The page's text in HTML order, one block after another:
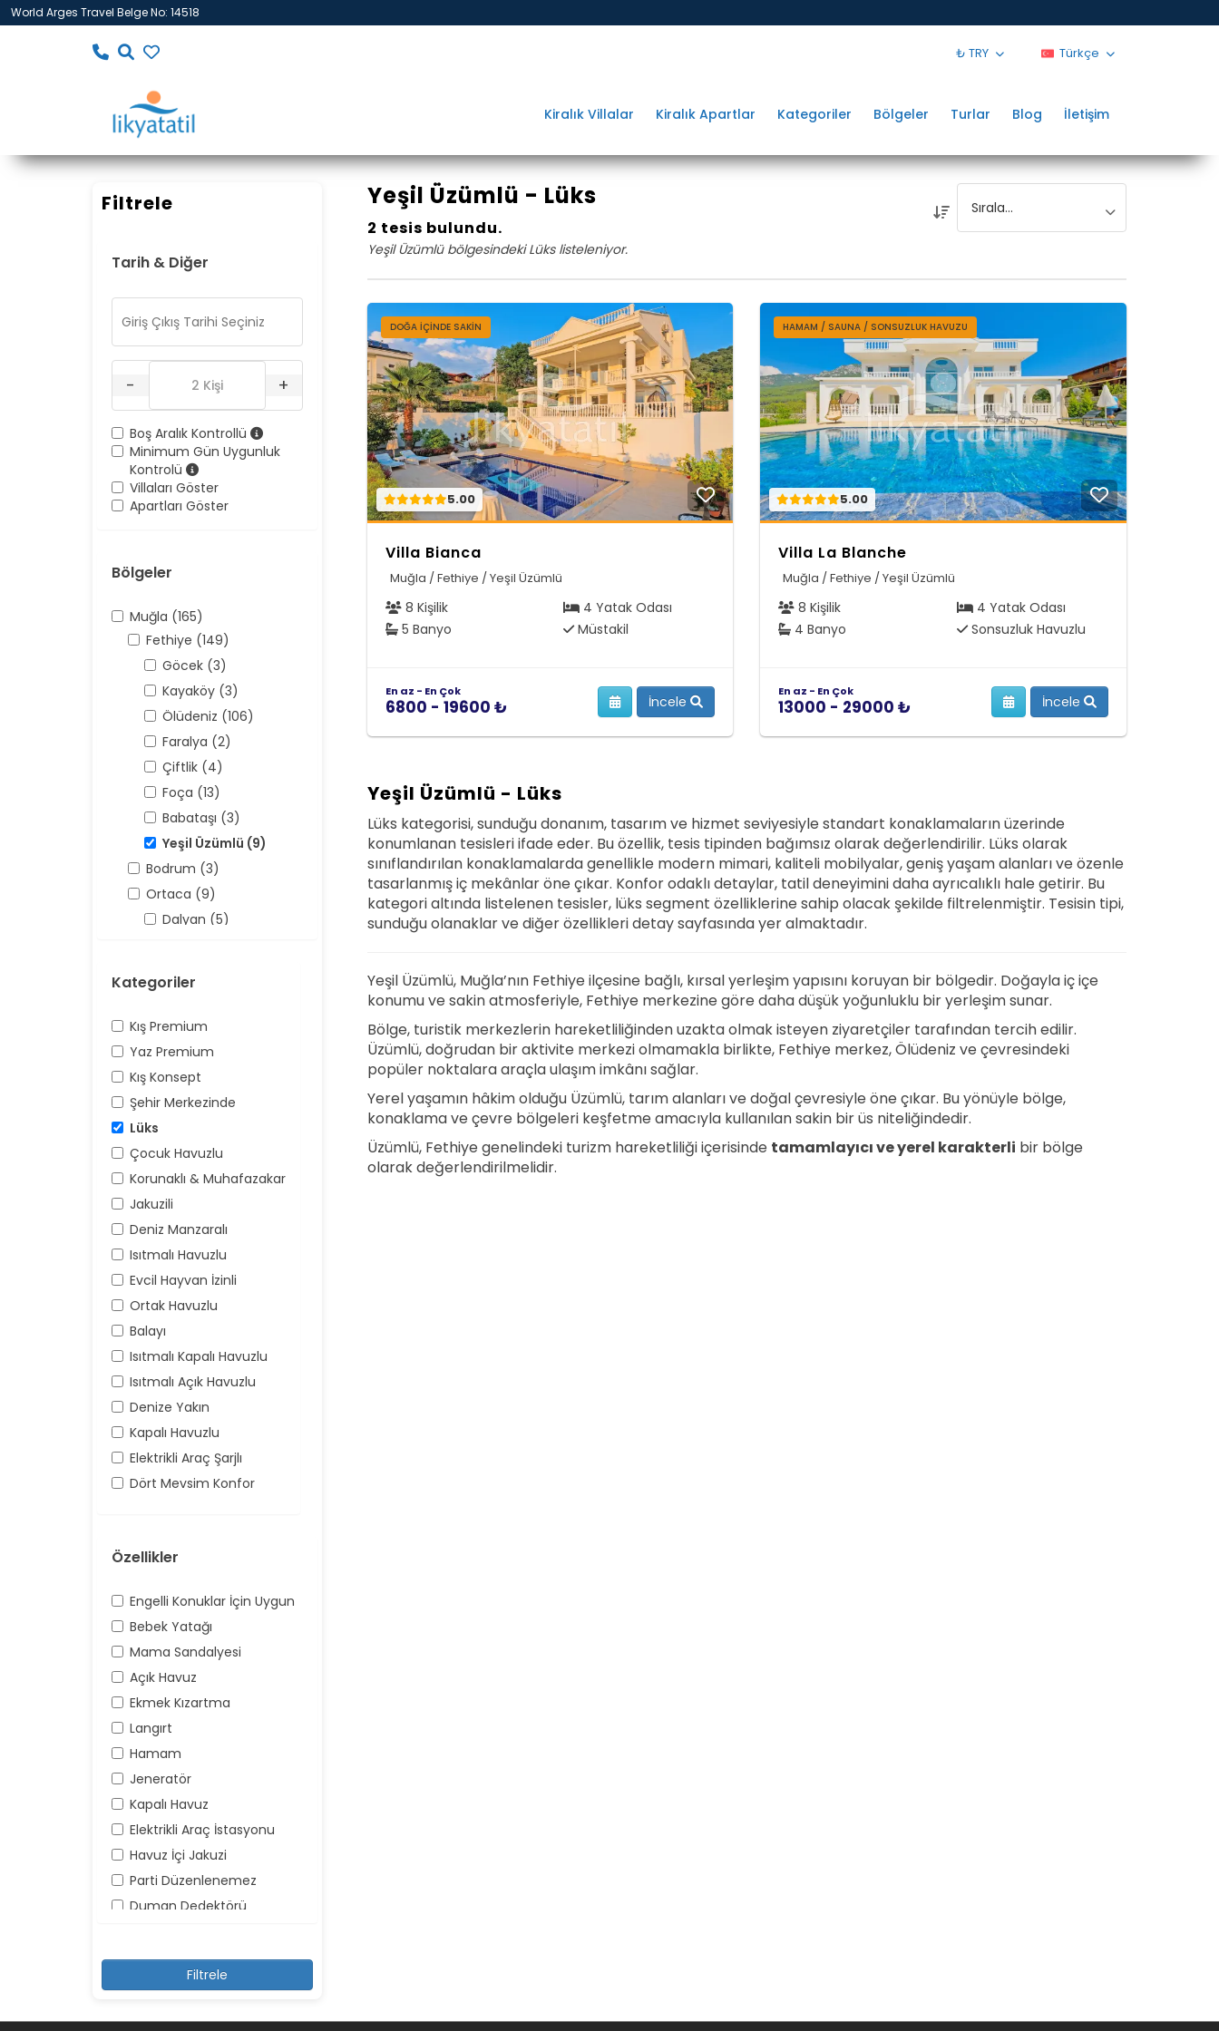
World Arges Travel Belge No: 14518
₺ TRY Türkçe
Kiralık Villalar Kiralık Apartlar Kategoriler Bölgeler Turlar Blog İletişim
Filtrele
Tarih & Diğer
- +
Boş Aralık Kontrollü
Minimum Gün Uygunluk
Kontrolü
Villaları Göster
Apartları Göster
Bölgeler
Muğla (165)
Fethiye (149)
Göcek (3)
Kayaköy (3)
Ölüdeniz (106)
Faralya (2)
Çiftlik (4)
Foça (13)
Babataşı (3)
Yeşil Üzümlü (9)
Bodrum (3)
Ortaca (9)
Dalyan (5)
Üzümlü (16)
Kategoriler
Kış Premium
Yaz Premium
Kış Konsept
Şehir Merkezinde
Lüks
Çocuk Havuzlu
Korunaklı & Muhafazakar
Jakuzili
Deniz Manzaralı
Isıtmalı Havuzlu
Evcil Hayvan İzinli
Ortak Havuzlu
Balayı
Isıtmalı Kapalı Havuzlu
Isıtmalı Açık Havuzlu
Denize Yakın
Kapalı Havuzlu
Elektrikli Araç Şarjlı
Dört Mevsim Konfor
Özellikler
Engelli Konuklar İçin Uygun
Bebek Yatağı
Mama Sandalyesi
Açık Havuz
Ekmek Kızartma
Langırt
Hamam
Jeneratör
Kapalı Havuz
Elektrikli Araç İstasyonu
Havuz İçi Jakuzi
Parti Düzenlenemez
Duman Dedektörü
Yüksek Ses Yapılamaz
Kayıt Dışı Misafir Kabul
Şemsiye ve Şezlonglar
Yeşil Üzümlü - Lüks
2 tesis bulundu.
Yeşil Üzümlü bölgesindeki Lüks listeleniyor.
DOĞA İÇINDE SAKIN
5.00
Villa Bianca
Muğla / Fethiye / Yeşil Üzümlü
8 Kişilik
4 Yatak Odası
5 Banyo
Müstakil
En az - En Çok
6800 - 19600 ₺ İncele
HAMAM / SAUNA / SONSUZLUK HAVUZU
5.00
Villa La Blanche
Muğla / Fethiye / Yeşil Üzümlü
8 Kişilik
4 Yatak Odası
4 Banyo
Sonsuzluk Havuzlu
En az - En Çok
13000 - 29000 ₺ İncele
Yeşil Üzümlü - Lüks
Lüks kategorisi, sunduğu donanım, tasarım ve hizmet seviyesiyle standart konaklamaların üzerinde
konumlanan tesisleri ifade eder. Bu özellik, tesis tipinden bağımsız olarak değerlendirilir. Lüks olarak
sınıflandırılan konaklamalarda genellikle modern mimari, kaliteli mobilyalar, geniş yaşam alanları ve özenle
tasarlanmış iç mekânlar öne çıkar. Konfor odaklı detaylar, tatil deneyimini daha ayrıcalıklı hale getirir. Bu
kategori altında listelenen tesisler, lüks segment özelliklerine sahip olacak şekilde filtrelenmiştir. Tesisin tipi,
sunduğu olanaklar ve diğer özellikleri detay sayfasında yer almaktadır.
Yeşil Üzümlü, Muğla’nın Fethiye ilçesine bağlı, kırsal yerleşim yapısını koruyan bir bölgedir. Doğayla iç içe
konumu ve sakin atmosferiyle, Fethiye merkezine göre daha düşük yoğunluklu bir yerleşim sunar.
Bölge, turistik merkezlerin hareketliliğinden uzakta olmak isteyen ziyaretçiler tarafından tercih edilir.
Üzümlü, doğrudan bir aktivite merkezi olmamakla birlikte, Fethiye merkez, Ölüdeniz ve çevresindeki
popüler noktalara araçla ulaşım imkânı sağlar.
Yerel yaşamın hâkim olduğu Üzümlü, tarım alanları ve doğal çevresiyle öne çıkar. Bu yönüyle bölge,
konaklama ve çevre bölgeleri keşfetme amacıyla kullanılan sakin bir üs niteliğindedir.
Üzümlü, Fethiye genelindeki turizm hareketliliği içerisinde tamamlayıcı ve yerel karakterli bir bölge
olarak değerlendirilmelidir.